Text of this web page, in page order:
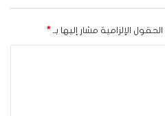
الحقول الإلزامية مشار إليها بـ *